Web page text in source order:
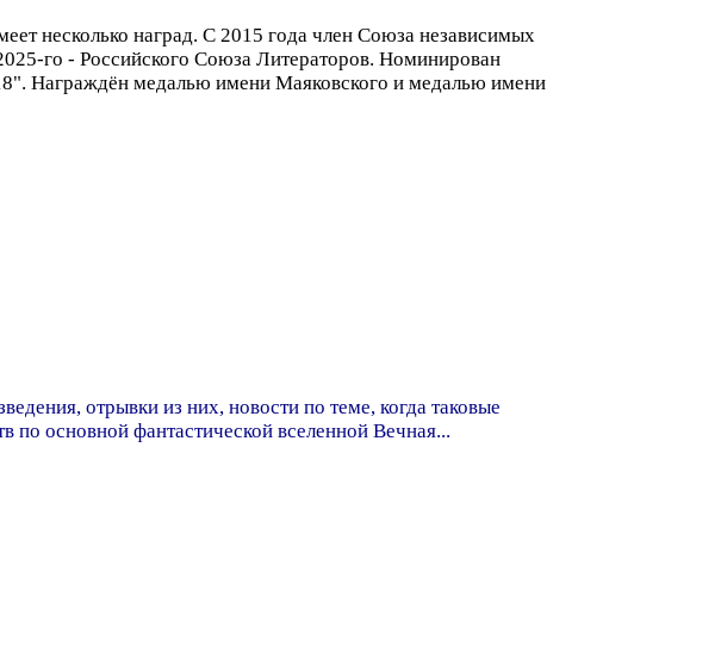
несколько наград. С 2015 года член Союза независимых
го - Российского Союза Литераторов. Номинирован
Награждён медалью имени Маяковского и медалью имени
отрывки из них, новости по теме, когда таковые
основной фантастической вселенной Вечная...